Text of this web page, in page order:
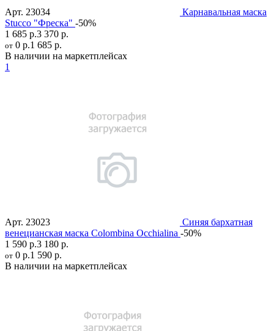
Арт. 23034
Карнавальная маска
Stucco "Фреска" -50%
1 685 р.3 370 р.
от 0 р.1 685 р.
В наличии на маркетплейсах
1
Арт. 23023
Синяя бархатная
венецианская маска Colombina Occhialina -50%
1 590 р.3 180 р.
от 0 р.1 590 р.
В наличии на маркетплейсах